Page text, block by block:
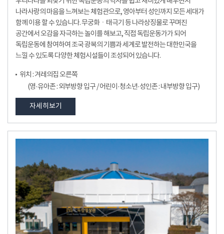
나라사랑의 마음을 느껴보는 체험관으로, 영아부터 성인까지 모든 세대가
함께 이용 할 수 있습니다. 무궁화ㆍ태극기 등 나라상징물로 꾸며진
공간에서 오감을 자극하는 놀이를 해보고, 직접 독립운동가가 되어
독립운동에 참여하여 조국 광복의 기쁨과 세계로 발전하는 대한민국을
느낄 수 있도록 다양한 체험시설들이 조성되어 있습니다.
위치 : 겨레의집 오른쪽
(영·유아존 : 외부방향 입구 / 어린이·청소년·성인존 : 내부방향 입구)
자세히보기